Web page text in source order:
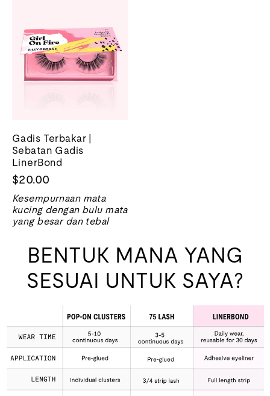
Gadis Terbakar |
Sebatan Gadis
LinerBond
$20.00
Kesempurnaan mata
kucing dengan bulu mata
yang besar dan tebal
BENTUK MANA YANG
SESUAI UNTUK SAYA?